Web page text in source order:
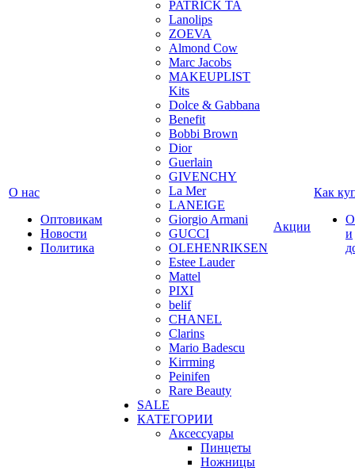
О нас
Оптовикам
Новости
Политика
PATRICK TA
Lanolips
ZOEVA
Almond Cow
Marc Jacobs
MAKEUPLIST
Kits
Dolce & Gabbana
Benefit
Bobbi Brown
Dior
Guerlain
GIVENCHY
La Mer
LANEIGE
Giorgio Armani
GUCCI
OLEHENRIKSEN
Estee Lauder
Mattel
PIXI
belif
CHANEL
Clarins
Mario Badescu
Kirrming
Peinifen
Rare Beauty
SALE
КАТЕГОРИИ
Аксессуары
Пинцеты
Ножницы
Акции
Как
и